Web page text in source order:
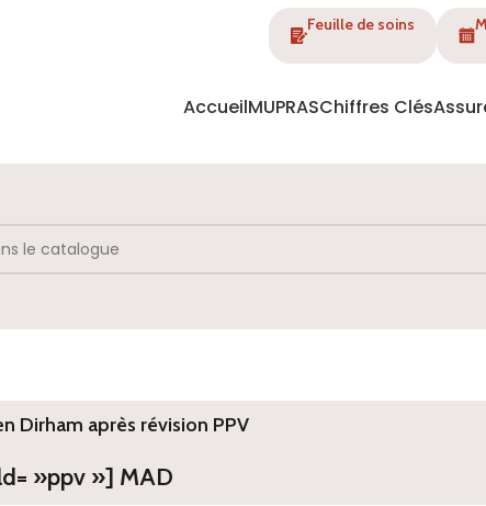
Feuille de soins
AccueilMUPRASChiffres Clés
Dirham après révision PPV
»ppv »] MAD